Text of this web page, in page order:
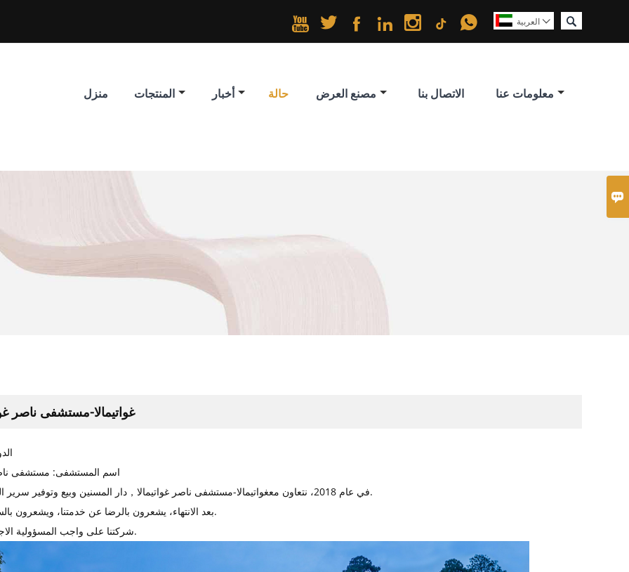

 العربية 
     
منزل المنتجات أخبار حالة مصنع العرض الاتصال بنا معلومات عنا
غواتيمالا-مستشفى ناصر
اسم المستشفى: مستشفى
في عام 2018، نتعاون مع
غواتيمالا-مستشفى ناصر غواتيمالا，
دار المسنين وبيع وتوفير سرير التمريض لهم.
بعد الانتهاء، يشعرون بالرضا عن خدمتنا، ويشعرون بالسعادة للغاية.
شركتنا على واجب المسؤولية الاجتماعية أيضا.